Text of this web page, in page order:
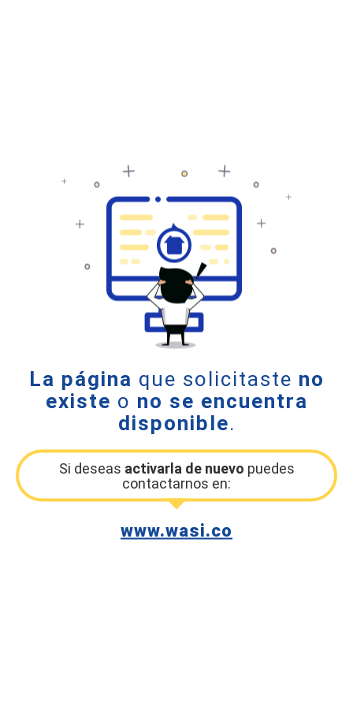
La página que solicitaste no
existe o no se encuentra
disponible.
Si deseas activarla de nuevo puedes
contactarnos en:
www.wasi.co